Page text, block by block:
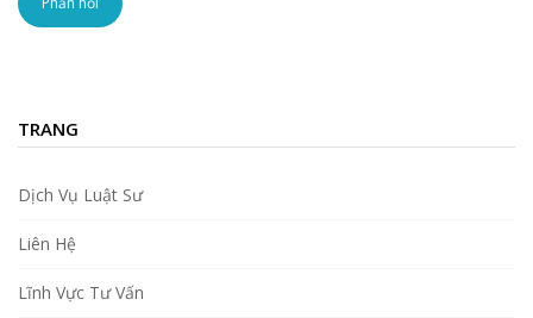
TRANG
Dịch Vụ Luật Sư
Liên Hệ
Lĩnh Vực Tư Vấn